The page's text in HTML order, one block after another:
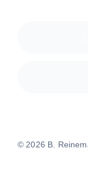
©2026 B.